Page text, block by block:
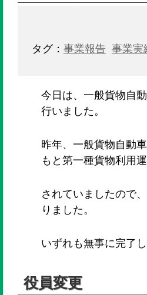
タグ： 事業報告 事業実
今日は、一般貨物自
行いました。
昨年、一般貨物自動
もと第一種貨物利用
されていましたので
りました。
いずれも無事に完了し
役員変更